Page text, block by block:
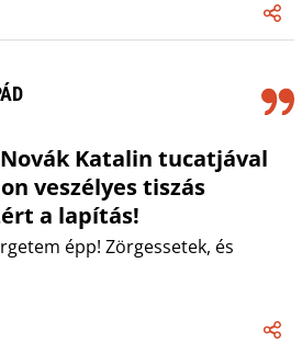
Katalin tucatjával
veszélyes tiszás
a lapítás!
épp! Zörgessetek, és